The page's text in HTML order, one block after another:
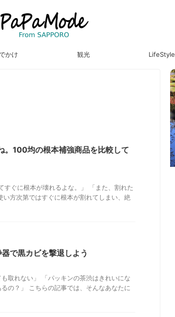
かけ 観光 LifeStyle
。100均の根本補強商品を比較して
ぐに根本が壊れるよな。」 「また、割れた
方次第ではすぐに根本が割れてしまい、絶
で黒カビを撃退しよう
取れない」 「パッキンの茶渋はきれいにな
の？」 こちらの記事では、そんなあなたに